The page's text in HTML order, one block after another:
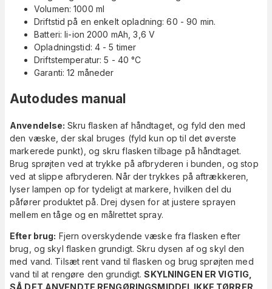
Volumen: 1000 ml
Driftstid på en enkelt opladning: 60 - 90 min.
Batteri: li-ion 2000 mAh, 3,6 V
Opladningstid: 4 - 5 timer
Driftstemperatur: 5 - 40 °C
Garanti: 12 måneder
Autodudes manual
Anvendelse: Skru flasken af håndtaget, og fyld den med
den væske, der skal bruges (fyld kun op til det øverste
markerede punkt), og skru flasken tilbage på håndtaget.
Brug sprøjten ved at trykke på afbryderen i bunden, og stop
ved at slippe afbryderen. Når der trykkes på aftrækkeren,
lyser lampen op for tydeligt at markere, hvilken del du
påfører produktet på. Drej dysen for at justere sprayen
mellem en tåge og en målrettet spray.
Efter brug: Fjern overskydende væske fra flasken efter
brug, og skyl flasken grundigt. Skru dysen af og skyl den
med vand. Tilsæt rent vand til flasken og brug sprøjten med
vand til at rengøre den grundigt.SKYLNINGEN ER VIGTIG,
SÅ DET ANVENDTE RENGØRINGSMIDDEL IKKE TØRRER